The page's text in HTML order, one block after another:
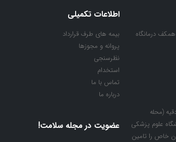
همکف درمانگاه
(محله
علوم پزشکی
خاص را تامین
اطلاعات تکمیلی
بیمه های طرف قرارداد
پروانه و مجوزها
نظرسنجی
استخدام
تماس با ما
درباره ما
عضویت در مجله سلامت!